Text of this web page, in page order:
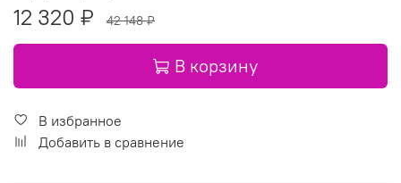
12 320 ₽ 42 148 ₽
В корзину
В избранное
Добавить в сравнение